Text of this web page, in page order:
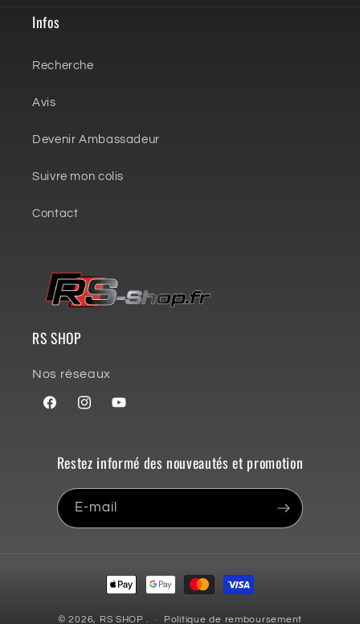
Infos
Recherche
Avis
Devenir Ambassadeur
Suivre mon colis
Contact
RS SHOP
Nos réseaux
FacebookInstagramYouTube
Restez informé des nouveautés et promotion
E-mail
Moyens
de
paiement
© 2026, RS SHOP . Politique de remboursement